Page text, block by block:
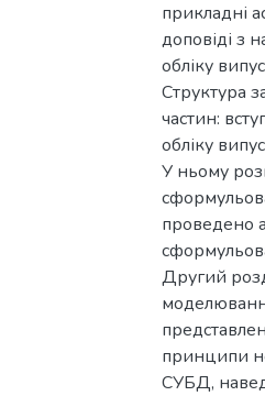
прикладні
доповіді з
обліку
Структура
частин:
обліку
У ньому
проведено
Другий
принципи
СУБД,